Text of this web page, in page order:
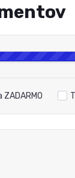
ZADARMO